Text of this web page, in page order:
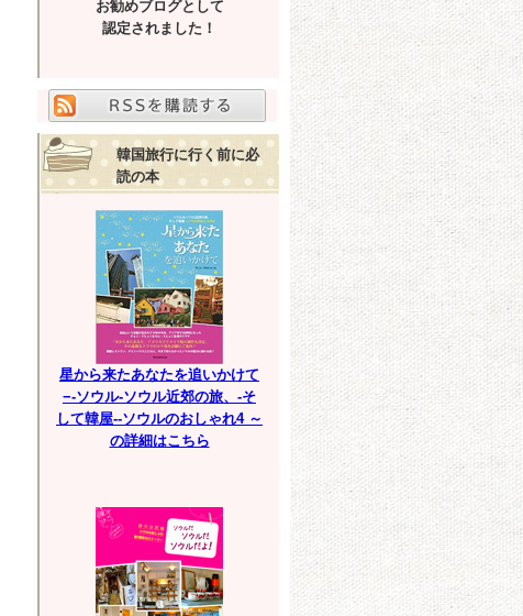
お勧めブログとして
認定されました！
韓国旅行に行く前に必
読の本
星から来たあなたを追いかけて
−-ソウル-ソウル近郊の旅、-そ
して韓屋--ソウルのおしゃれ4 ～
の詳細はこちら